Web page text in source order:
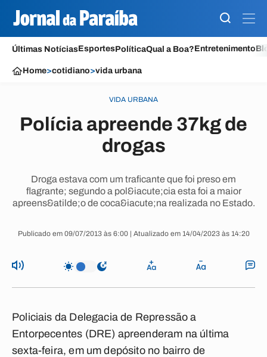
Últimas NotíciasEsportesPolíticaQual a Boa?Entretenimento
Home>cotidiano>vida urbana
VIDA URBANA
Polícia apreende 37kg de
drogas
Droga estava com um traficante que foi preso em
flagrante; segundo a pol&iacute;cia esta foi a maior
apreens&atilde;o de coca&iacute;na realizada no Estado.
Publicado em 09/07/2013 às 6:00 | Atualizado em 14/04/2023 às 14:20
Policiais da Delegacia de Repressão a
Entorpecentes (DRE) apreenderam na última
sexta-feira, em um depósito no bairro de